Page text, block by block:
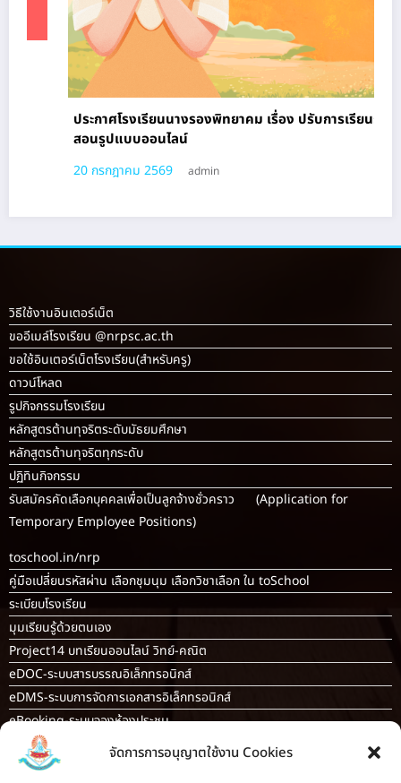
จัดการการอนุญาตใช้งาน Cookies
ประกาศโรงเรียนนางรองพิทยาคม เรื่อง ปรับการเรียนการ
สอนรูปแบบออนไลน์
20 กรกฎาคม 2569 admin
วิธีใช้งานอินเตอร์เน็ต
ขออีเมล์โรงเรียน @nrpsc.ac.th
ขอใช้อินเตอร์เน็ตโรงเรียน(สำหรับครู)
ดาวน์โหลด
รูปกิจกรรมโรงเรียน
หลักสูตรต้านทุจริตระดับมัธยมศึกษา
หลักสูตรต้านทุจริตทุกระดับ
ปฏิทินกิจกรรม
รับสมัครคัดเลือกบุคคลเพื่อเป็นลูกจ้างชั่วคราว (Application for
Temporary Employee Positions)
toschool.in/nrp
คู่มือเปลี่ยนรหัสผ่าน เลือกชุมนุม เลือกวิชาเลือก ใน toSchool
ระเบียบโรงเรียน
มุมเรียนรู้ด้วยตนเอง
Project14 บทเรียนออนไลน์ วิทย์-คณิต
eDOC-ระบบสารบรรณอิเล็กทรอนิกส์
eDMS-ระบบการจัดการเอกสารอิเล็กทรอนิกส์
eBooking-ระบบจองห้องประชุม
OBEC AI guidance